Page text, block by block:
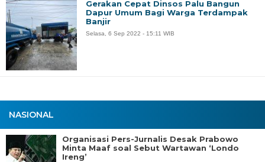
NASIONAL
Organisasi Pers-Jurnalis Desak Prabowo
Minta Maaf soal Sebut Wartawan ‘Londo
Ireng’
Gerakan Cepat Dinsos Palu Bangun
Dapur Umum Bagi Warga Terdampak
Banjir
Selasa, 6 Sep 2022 - 15:11 WIB